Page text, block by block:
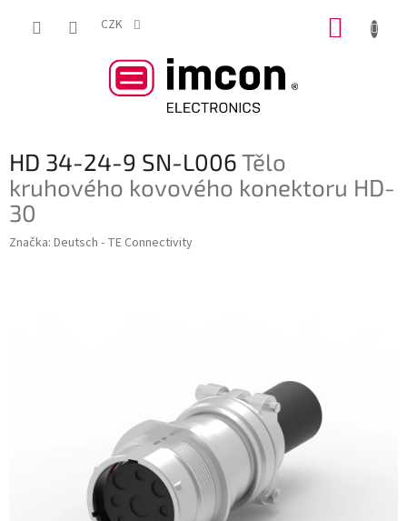
CZK
HD 34-24-9 SN-L006Tělo
kruhového kovového konektoru HD-
30
Značka: Deutsch - TE Connectivity